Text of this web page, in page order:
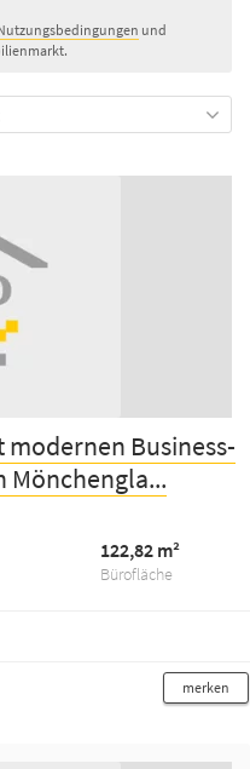
und
Business-
Mönchengla...
Bürofläche
122,82 m²
merken